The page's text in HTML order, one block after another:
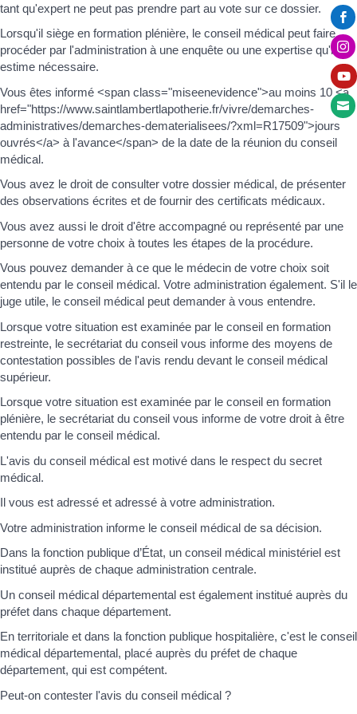




tant qu'expert ne peut pas prendre part au vote sur ce dossier.
Lorsqu'il siège en formation plénière, le conseil médical peut faire
procéder par l'administration à une enquête ou une expertise qu'il
estime nécessaire.
Vous êtes informé <span class="miseenevidence">au moins 10 <a
href="https://www.saintlambertlapotherie.fr/vivre/demarches-
administratives/demarches-dematerialisees/?xml=R17509">jours
ouvrés</a> à l'avance</span> de la date de la réunion du conseil
médical.
Vous avez le droit de consulter votre dossier médical, de présenter
des observations écrites et de fournir des certificats médicaux.
Vous avez aussi le droit d'être accompagné ou représenté par une
personne de votre choix à toutes les étapes de la procédure.
Vous pouvez demander à ce que le médecin de votre choix soit
entendu par le conseil médical. Votre administration également. S'il le
juge utile, le conseil médical peut demander à vous entendre.
Lorsque votre situation est examinée par le conseil en formation
restreinte, le secrétariat du conseil vous informe des moyens de
contestation possibles de l'avis rendu devant le conseil médical
supérieur.
Lorsque votre situation est examinée par le conseil en formation
plénière, le secrétariat du conseil vous informe de votre droit à être
entendu par le conseil médical.
L'avis du conseil médical est motivé dans le respect du secret
médical.
Il vous est adressé et adressé à votre administration.
Votre administration informe le conseil médical de sa décision.
Dans la fonction publique d’État, un conseil médical ministériel est
institué auprès de chaque administration centrale.
Un conseil médical départemental est également institué auprès du
préfet dans chaque département.
En territoriale et dans la fonction publique hospitalière, c'est le conseil
médical départemental, placé auprès du préfet de chaque
département, qui est compétent.
Peut-on contester l'avis du conseil médical ?